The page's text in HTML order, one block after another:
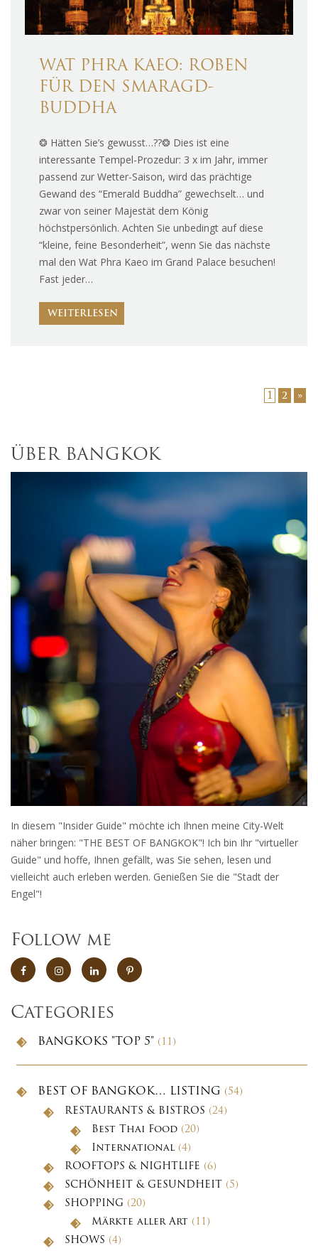
WAT PHRA KAEO: ROBEN
FÜR DEN SMARAGD-
BUDDHA
❂ Hätten Sie’s gewusst…??❂ Dies ist eine
interessante Tempel-Prozedur: 3 x im Jahr, immer
passend zur Wetter-Saison, wird das prächtige
Gewand des “Emerald Buddha” gewechselt… und
zwar von seiner Majestät dem König
höchstpersönlich. Achten Sie unbedingt auf diese
“kleine, feine Besonderheit”, wenn Sie das nächste
mal den Wat Phra Kaeo im Grand Palace besuchen!
Fast jeder…
WEITERLESEN
1 2 »
ÜBER BANGKOK
In diesem "Insider Guide" möchte ich Ihnen meine City-Welt
näher bringen: "THE BEST OF BANGKOK"! Ich bin Ihr "virtueller
Guide" und hoffe, Ihnen gefällt, was Sie sehen, lesen und
vielleicht auch erleben werden. Genießen Sie die "Stadt der
Engel"!
Follow me
Categories
BANGKOKS "TOP 5" (11)
BEST OF BANGKOK… LISTING (54)
RESTAURANTS & BISTROS (24)
Best Thai Food (20)
International (4)
ROOFTOPS & NIGHTLIFE (6)
SCHÖNHEIT & GESUNDHEIT (5)
SHOPPING (20)
Märkte aller Art (11)
SHOWS (4)